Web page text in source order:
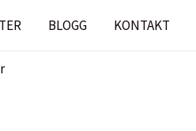
BLOGG KONTAKT